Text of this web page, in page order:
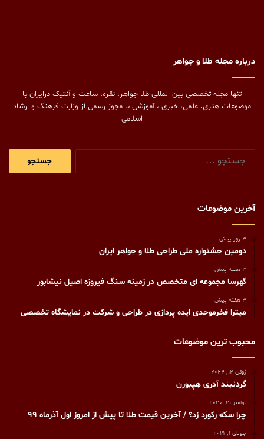
درباره مجله طلا و جواهر
تنها مجله تخصصی بین المللی طلا جواهر، نقره، ساعت و آنتیک درایران با
موضوعات هنری، علمی، خبری ، آموزشی با مجوز رسمی از وزارت فرهنگ و ارشاد
اسلامی
آخرین موضوعات
3 روز پیش
دومین جشنواره ملی طراحی طلا و جواهر ایران
3 هفته پیش
گهرسا مجموعه ای متخصص در زمینه سنگ فیروزه اصیل نیشابور
3 هفته پیش
میترا فخرموحدی ایده پردازی در طراحی و شرکت در نمایشگاه تخصصی
محبوب ترین موضوعات
ژوئن 12, 2024
گردنبند آدری هِپبورن
نوامبر 21, 2020
چرا سکه رکورد زد؟ / آخرین قیمت طلا تا پیش از امروز اول آذرماه 99
جولای 1, 2019